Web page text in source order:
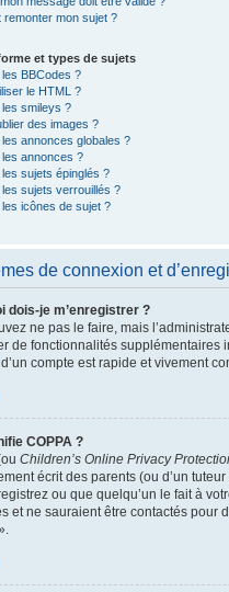
remonter mon sujet ?
et types de sujets
BBCodes ?
le HTML ?
smileys ?
des images ?
annonces globales ?
annonces ?
sujets épinglés ?
sujets verrouillés ?
icônes de sujet ?
de connexion et
dois-je m’enregistrer ?
ne pas le faire, mais
de fonctionnalités supplémentaires
compte est rapide et vivement
COPPA ?
Children’s Online Privacy
écrit des parents (ou d’un
ou que quelqu’un le fait à
et ne sauraient être contactés pour